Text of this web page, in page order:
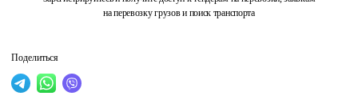
на перевозку грузов и поиск транспорта
Поделиться